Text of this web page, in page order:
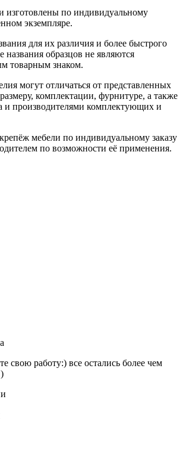
изготовлены по индивидуальному
экземпляре.
для их различия и более быстрого
названия образцов не являются
товарным знаком.
могут отличаться от представленных
комплектации, фурнитуре, а также
и производителями комплектующих и
мебели по индивидуальному заказу
по возможности её применения.
свою работу:) все остались более чем